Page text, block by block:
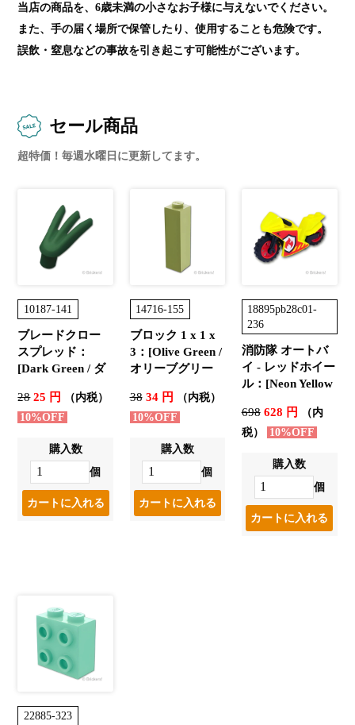
当店の商品を、6歳未満の小さなお子様に与えないでください。
また、手の届く場所で保管したり、使用することも危険です。
誤飲・窒息などの事故を引き起こす可能性がございます。
セール商品
超特価！毎週水曜日に更新してます。
10187-141
ブレードクロー
スプレッド：
[Dark Green / ダ
2825 円
（内税）
10%OFF
購入数
個
14716-155
ブロック 1 x 1 x
3：[Olive Green /
オリーブグリー
3834 円
（内税）
10%OFF
購入数
個
18895pb28c01-
236
消防隊 オートバ
イ - レッドホイー
ル：[Neon Yellow
698628 円
（内
税）
10%OFF
購入数
個
22885-323